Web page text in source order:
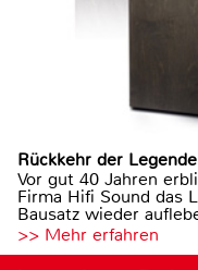
Rückkehr der Legende
Vor gut 40 Jahren
Firma Hifi Sound das
Bausatz wieder
>> Mehr erfahren